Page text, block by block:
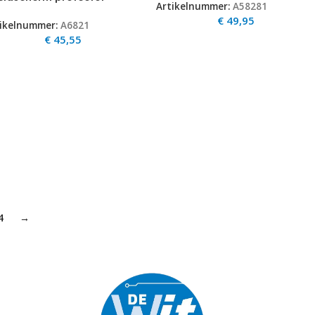
A6821
€45,55
Artikelnummer:A58281
€49,95
→